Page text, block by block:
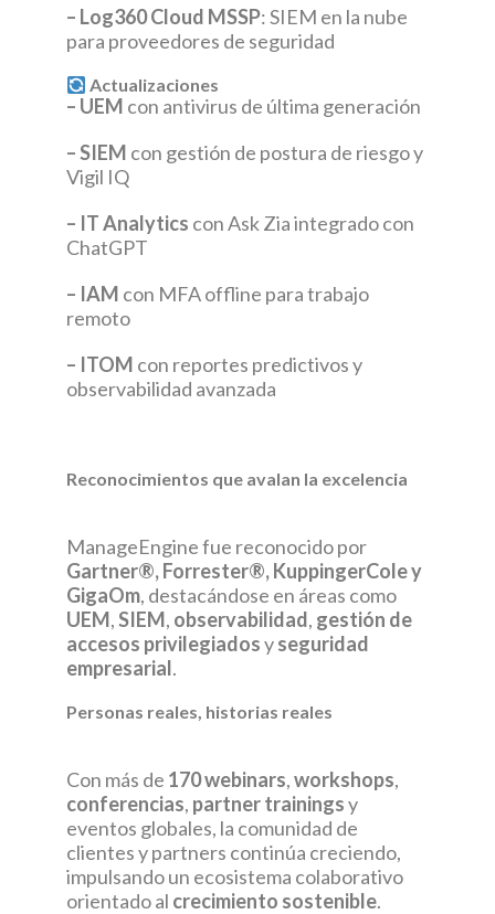
– Log360 Cloud MSSP: SIEM en la nube
para proveedores de seguridad
Actualizaciones
– UEM con antivirus de última generación
– SIEM con gestión de postura de riesgo y
Vigil IQ
– IT Analytics con Ask Zia integrado con
ChatGPT
– IAM con MFA offline para trabajo
remoto
– ITOM con reportes predictivos y
observabilidad avanzada
Reconocimientos que avalan la excelencia
ManageEngine fue reconocido por
Gartner®, Forrester®, KuppingerCole y
GigaOm, destacándose en áreas como
UEM,SIEM, observabilidad, gestión de
accesos privilegiadosyseguridad
empresarial.
Personas reales, historias reales
Con más de 170 webinars,workshops,
conferencias, partner trainingsy
eventos globales, la comunidad de
clientes y partners continúa creciendo,
impulsando un ecosistema colaborativo
orientado al crecimiento sostenible.